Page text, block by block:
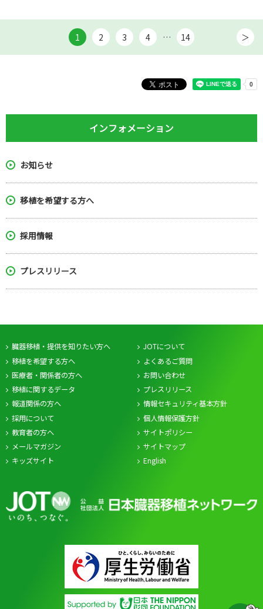
1 2 3 4 … 14
インフォメーション
お知らせ
移植を希望する方へ
採用情報
プレスリリース
臓器移植・提供を知りたい方へ
移植を希望する方へ
医療者・関係者の方へ
移植に関するデータ
JOTについて
よくあるご質問
お問い合わせ
プレスリリース
報道関係の方へ
採用について
教育者の方へ
メールマガジン
キッズサイト
情報セキュリティ基本方針
個人情報保護方針
サイトポリシー
サイトマップ
English